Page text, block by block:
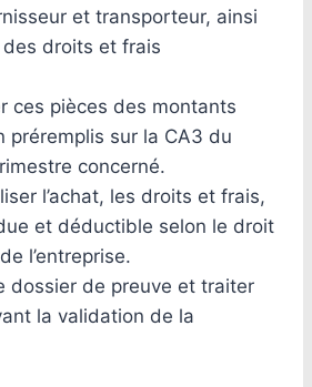
et transporteur, ainsi
droits et frais
ces pièces des montants
préremplis sur la CA3 du
concerné.
l’achat, les droits et frais,
et déductible selon le droit
l’entreprise.
dossier de preuve et traiter
la validation de la